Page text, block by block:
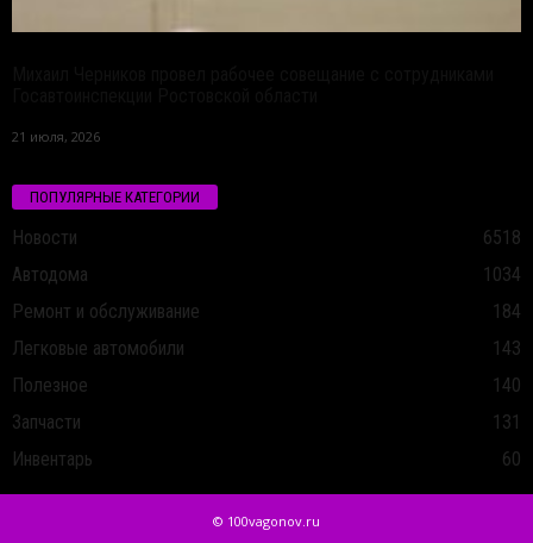
21 июля, 2026
ПОПУЛЯРНЫЕ КАТЕГОРИИ
Новости
6518
Автодома
1034
Ремонт и обслуживание
184
Легковые автомобили
143
Полезное
140
Запчасти
131
Инвентарь
60
© 100vagonov.ru